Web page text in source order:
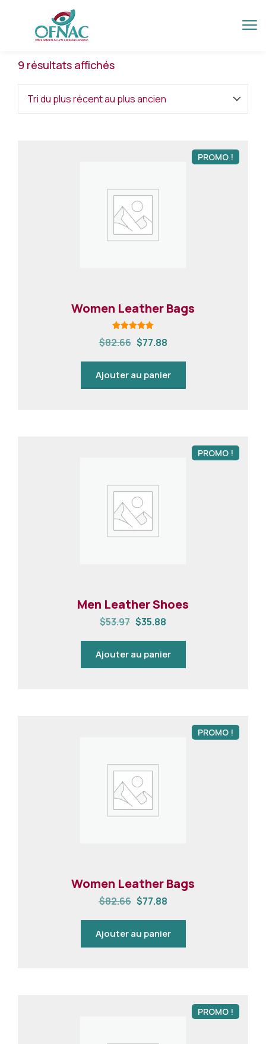
9 résultats affichés
PROMO !
Women Leather Bags
Note
5.00
$82.66 $77.88
Ajouter au panier
PROMO !
Men Leather Shoes
$53.97 $35.88
Ajouter au panier
PROMO !
Women Leather Bags
$82.66 $77.88
Ajouter au panier
PROMO !